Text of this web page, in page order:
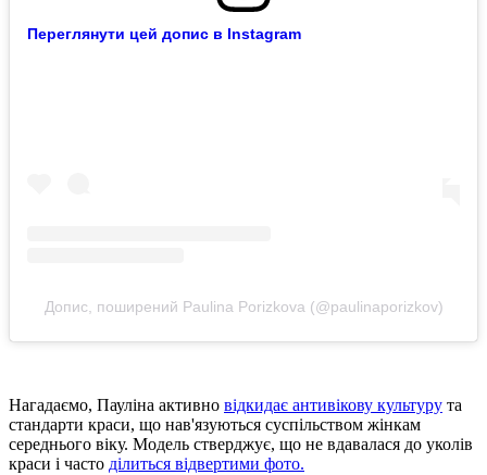
Переглянути цей допис в Instagram
Допис, поширений Paulina Porizkova (@paulinaporizkov)
Нагадаємо, Пауліна активно відкидає антивікову культуру та
стандарти краси, що нав'язуються суспільством жінкам
середнього віку. Модель стверджує, що не вдавалася до уколів
краси і часто ділиться відвертими фото.